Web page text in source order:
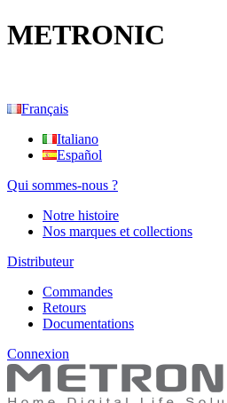
METRONIC
Français
Italiano
Español
Qui sommes-nous ?
Notre histoire
Nos marques et collections
Distributeur
Commandes
Retours
Documentations
Connexion